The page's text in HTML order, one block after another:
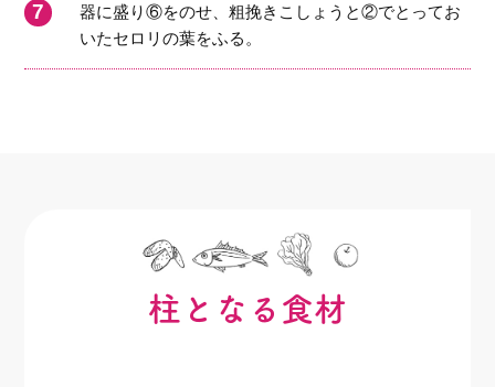
器に盛り⑥をのせ、粗挽きこしょうと②でとってお
いたセロリの葉をふる。
柱となる食材